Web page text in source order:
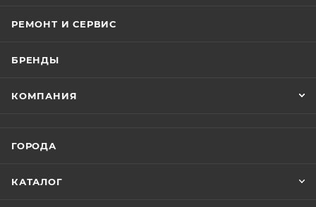
РЕМОНТ И СЕРВИС
БРЕНДЫ
КОМПАНИЯ
ГОРОДА
КАТАЛОГ